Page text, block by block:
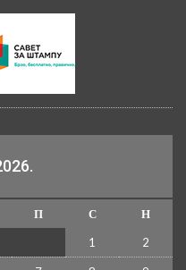
П С
Н
1
2